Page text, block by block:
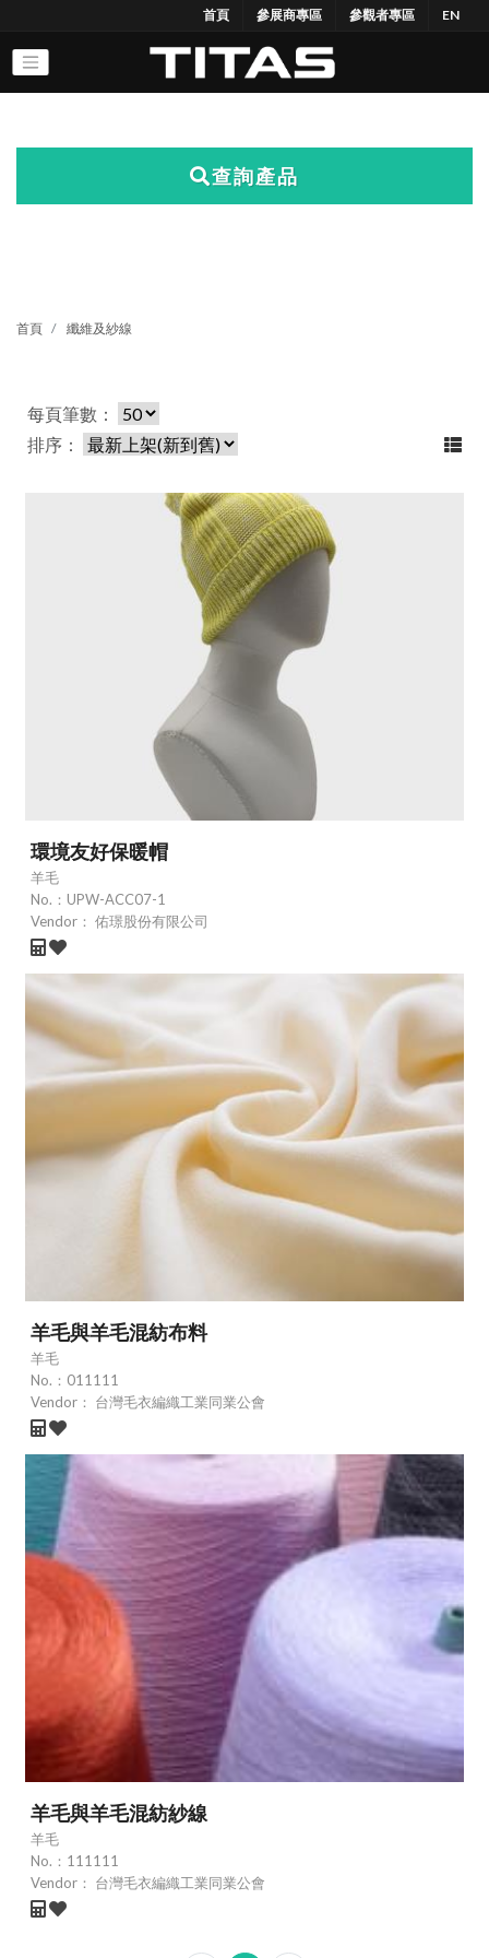
首頁 參展商專區 參觀者專區 EN
查詢產品
首頁 纖維及紗線
每頁筆數：
排序：
環境友好保暖帽
羊毛
No.： UPW-ACC07-1
Vendor： 佑璟股份有限公司
羊毛與羊毛混紡布料
羊毛
No.： 011111
Vendor：
台灣毛衣編織工業同業公會
羊毛與羊毛混紡紗線
羊毛
No.： 111111
Vendor：
台灣毛衣編織工業同業公會